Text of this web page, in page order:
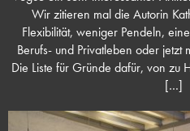
Wir zitieren mal die Autorin
Flexibilität, weniger Pendeln,
Berufs- und Privatleben oder jetzt
Die Liste für Gründe dafür, von zu
[…]